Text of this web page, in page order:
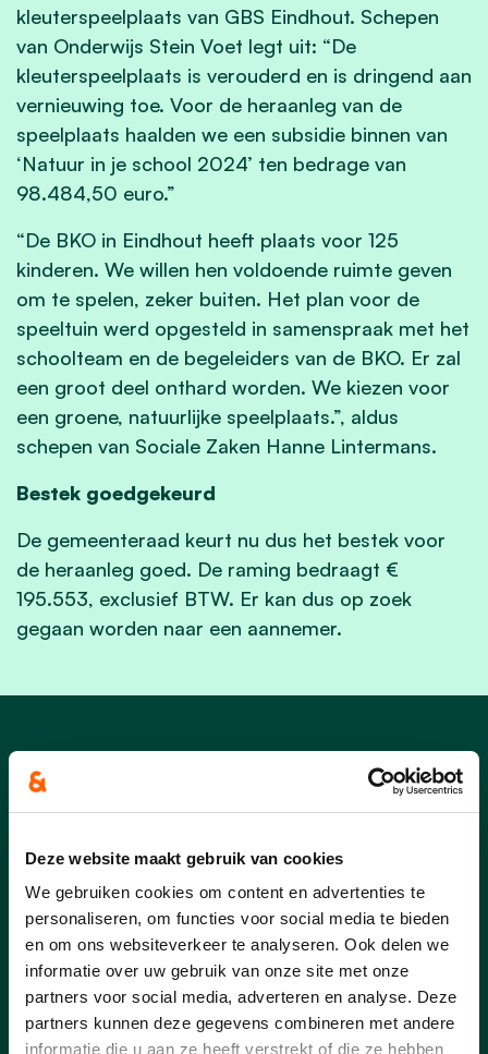
Deze website maakt gebruik van cookies
We gebruiken cookies om content en advertenties te
personaliseren, om functies voor social media te bieden
en om ons websiteverkeer te analyseren. Ook delen we
informatie over uw gebruik van onze site met onze
partners voor social media, adverteren en analyse. Deze
partners kunnen deze gegevens combineren met andere
informatie die u aan ze heeft verstrekt of die ze hebben
kleuterspeelplaats van GBS Eindhout. Schepen
van Onderwijs Stein Voet legt uit: “De
kleuterspeelplaats is verouderd en is dringend aan
vernieuwing toe. Voor de heraanleg van de
speelplaats haalden we een subsidie binnen van
‘Natuur in je school 2024’ ten bedrage van
98.484,50 euro.”
“De BKO in Eindhout heeft plaats voor 125
kinderen. We willen hen voldoende ruimte geven
om te spelen, zeker buiten. Het plan voor de
speeltuin werd opgesteld in samenspraak met het
schoolteam en de begeleiders van de BKO. Er zal
een groot deel onthard worden. We kiezen voor
een groene, natuurlijke speelplaats.”, aldus
schepen van Sociale Zaken Hanne Lintermans.
Bestek goedgekeurd
De gemeenteraad keurt nu dus het bestek voor
de heraanleg goed. De raming bedraagt €
195.553, exclusief BTW. Er kan dus op zoek
gegaan worden naar een aannemer.
Nieuws uit Laakdal